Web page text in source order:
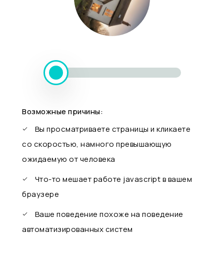
Возможные причины:
Вы просматриваете страницы и кликаете
со скоростью, намного превышающую
ожидаемую от человека
Что-то мешает работе javascript в вашем
браузере
Ваше поведение похоже на поведение
автоматизированных систем